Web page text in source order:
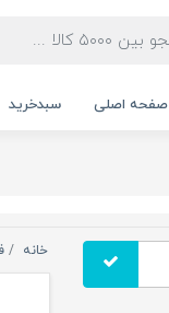
صفحه اصلی سبدخرید
خانه